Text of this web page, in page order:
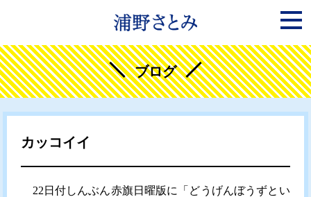
ブログ
カッコイイ
22日付しんぶん赤旗日曜版に「どうげんぼうずとい